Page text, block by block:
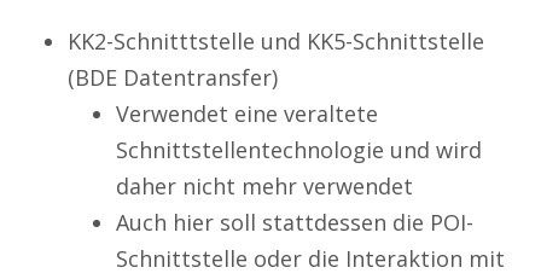
KK2-Schnitttstelle und KK5-Schnittstelle
(BDE Datentransfer)
Verwendet eine veraltete
Schnittstellentechnologie und wird
daher nicht mehr verwendet
Auch hier soll stattdessen die POI-
Schnittstelle oder die Interaktion mit